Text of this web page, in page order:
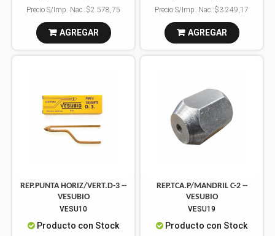
Precio S/Imp. Nac.:$2.578,75
AGREGAR
Precio S/Imp. Nac.:$3.249,17
AGREGAR
REP.PUNTA HORIZ/VERT.D-3 --
VESUBIO
VESU10
Producto con Stock
REP.TCA.P/MANDRIL C-2 --
VESUBIO
VESU19
Producto con Stock